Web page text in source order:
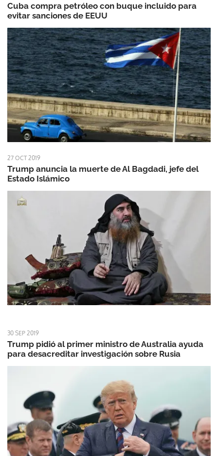
Cuba compra petróleo con buque incluido para
evitar sanciones de EEUU
27 OCT 2019
Trump anuncia la muerte de Al Bagdadi, jefe del
Estado Islámico
30 SEP 2019
Trump pidió al primer ministro de Australia ayuda
para desacreditar investigación sobre Rusia